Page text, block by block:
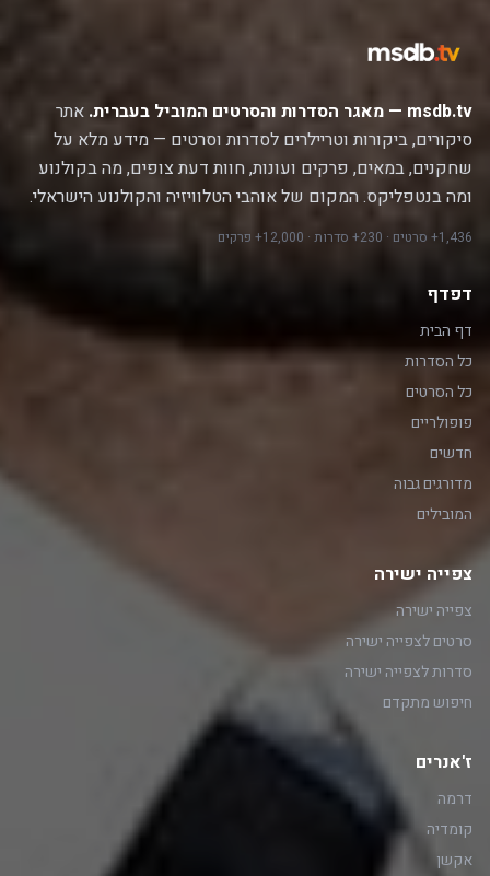
msdb.tv — מאגר הסדרות והסרטים המוביל בעברית.
אתר
סיקורים, ביקורות וטריילרים לסדרות וסרטים — מידע מלא על
שחקנים, במאים, פרקים ועונות, חוות דעת צופים, מה בקולנוע
ומה בנטפליקס. המקום של אוהבי הטלוויזיה והקולנוע הישראלי.
1,436+ סרטים · 230+ סדרות · 12,000+ פרקים
דפדף
דף הבית
כל הסדרות
כל הסרטים
פופולריים
חדשים
מדורגים גבוה
המובילים
צפייה ישירה
צפייה ישירה
סרטים לצפייה ישירה
סדרות לצפייה ישירה
חיפוש מתקדם
ז'אנרים
דרמה
קומדיה
אקשן